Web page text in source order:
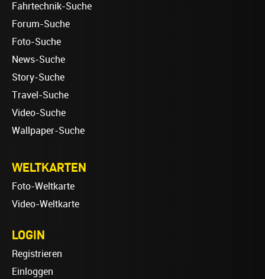
Fahrtechnik-Suche
Forum-Suche
Foto-Suche
News-Suche
Story-Suche
Travel-Suche
Video-Suche
Wallpaper-Suche
WELTKARTEN
Foto-Weltkarte
Video-Weltkarte
LOGIN
Registrieren
Einloggen